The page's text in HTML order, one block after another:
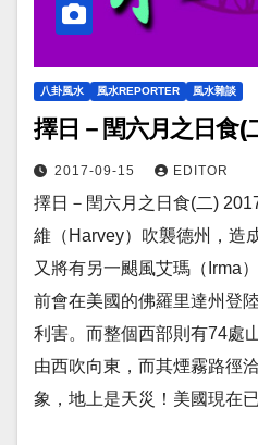
八卦風水 風水REPORTER 風水雜談
擇日－閏六月之日食(
2017-09-15 EDITOR
擇日－閏六月之日食(二)
維（Harvey）吹襲德州，造
又將有另一颶風艾瑪（Irma
前會在美國的佛羅里達州登
利害。而整個西部則有74處
由西吹向東，而其煙霧路徑
象，地上是天災！美國現在